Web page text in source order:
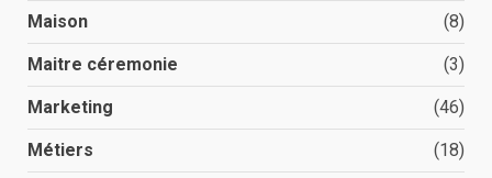
Maison (8)
Maitre céremonie (3)
Marketing (46)
Métiers (18)